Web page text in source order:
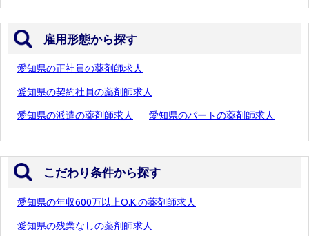
雇用形態から探す
愛知県の正社員の薬剤師求人
愛知県の契約社員の薬剤師求人
愛知県の派遣の薬剤師求人 愛知県のパートの薬剤師求人
こだわり条件から探す
愛知県の年収600万以上O.K.の薬剤師求人
愛知県の残業なしの薬剤師求人